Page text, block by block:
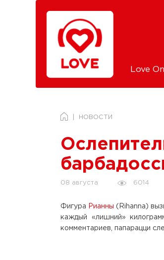
Love
НОВОСТИ
08 августа 6014
Фигура Рианны (Rihanna)
каждый «лишний»
комментариев, папарацци